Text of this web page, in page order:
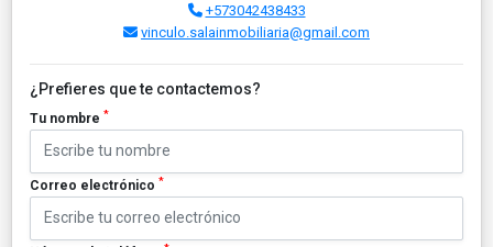
+573042438433
vinculo.salainmobiliaria@gmail.com
¿Prefieres que te contactemos?
Tu nombre *
Correo electrónico *